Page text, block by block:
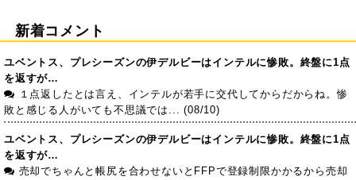
新着コメント
ユベントス、プレシーズンの伊デルビーはインテルに惨敗。終盤に1点
を返すが…
１点返したとは言え、インテルが若手に交代してからだからね。惨
敗と感じる人がいても不思議では... (08/10)
ユベントス、プレシーズンの伊デルビーはインテルに惨敗。終盤に1点
を返すが…
売却でちゃんと帳尻を合わせないとFFPで登録制限かかるから売却